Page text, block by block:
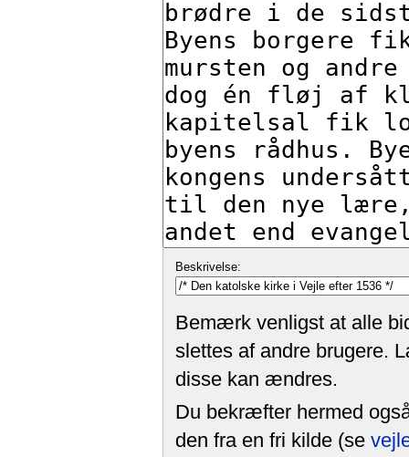
Beskrivelse:
Bemærk venligst at alle
slettes af andre brugere.
disse kan ændres.
Du bekræfter hermed
den fra en fri kilde (se